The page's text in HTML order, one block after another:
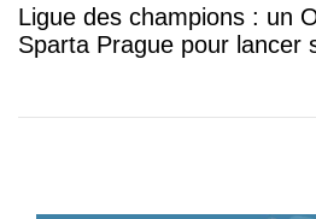
Ligue des champions : un
Sparta Prague pour lancer